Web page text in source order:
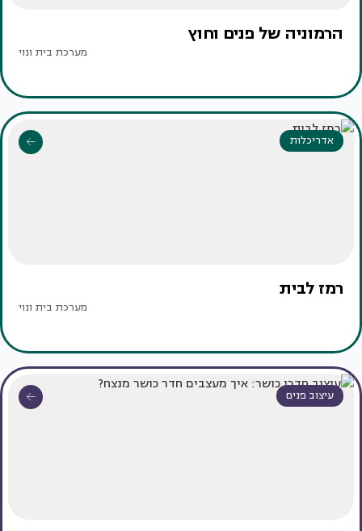
הרמוניה של פנים וחוץ
מערכת בית ונוי
אדריכלות
רמז לבית
מערכת בית ונוי
עיצוב פנים